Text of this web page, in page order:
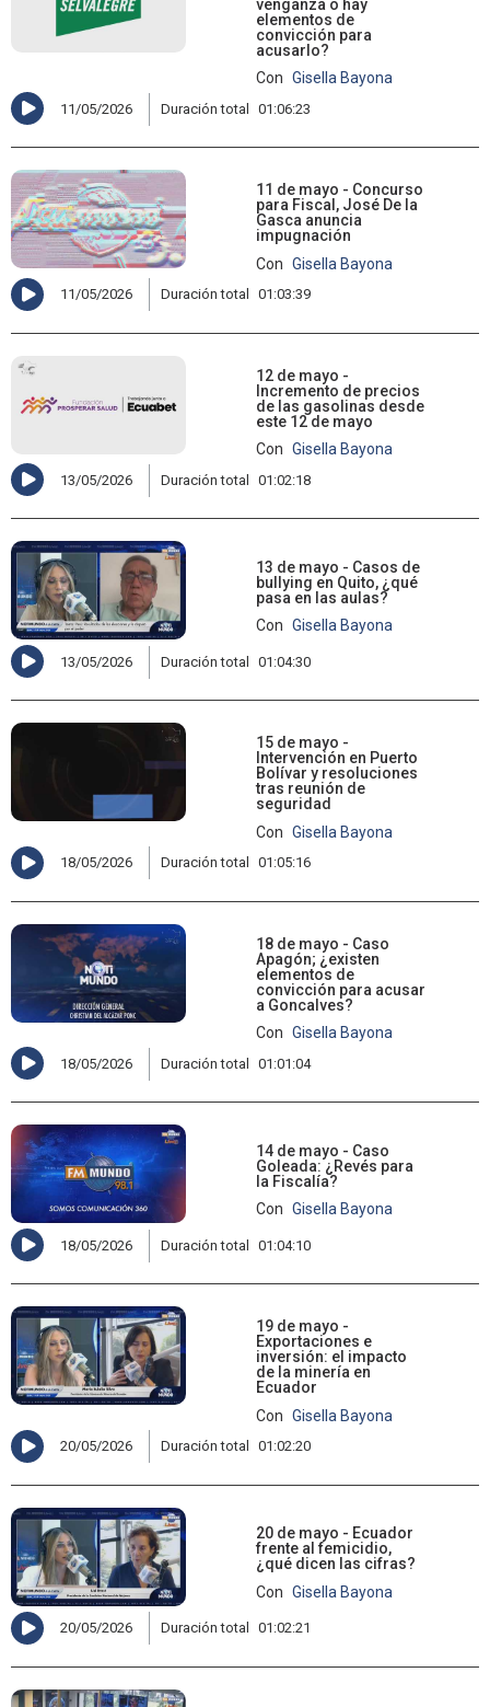
venganza o hay
elementos de
convicción para
acusarlo?
Con Gisella Bayona
11/05/2026 Duración total 01:06:23
11 de mayo - Concurso
para Fiscal, José De la
Gasca anuncia
impugnación
Con Gisella Bayona
11/05/2026 Duración total 01:03:39
12 de mayo -
Incremento de precios
de las gasolinas desde
este 12 de mayo
Con Gisella Bayona
13/05/2026 Duración total 01:02:18
13 de mayo - Casos de
bullying en Quito, ¿qué
pasa en las aulas?
Con Gisella Bayona
13/05/2026 Duración total 01:04:30
15 de mayo -
Intervención en Puerto
Bolívar y resoluciones
tras reunión de
seguridad
Con Gisella Bayona
18/05/2026 Duración total 01:05:16
18 de mayo - Caso
Apagón; ¿existen
elementos de
convicción para acusar
a Goncalves?
Con Gisella Bayona
18/05/2026 Duración total 01:01:04
14 de mayo - Caso
Goleada: ¿Revés para
la Fiscalía?
Con Gisella Bayona
18/05/2026 Duración total 01:04:10
19 de mayo -
Exportaciones e
inversión: el impacto
de la minería en
Ecuador
Con Gisella Bayona
20/05/2026 Duración total 01:02:20
20 de mayo - Ecuador
frente al femicidio,
¿qué dicen las cifras?
Con Gisella Bayona
20/05/2026 Duración total 01:02:21